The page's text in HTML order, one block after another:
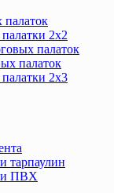
палаток
2х2
палаток
палаток
2х3
тарпаулин
ПВХ